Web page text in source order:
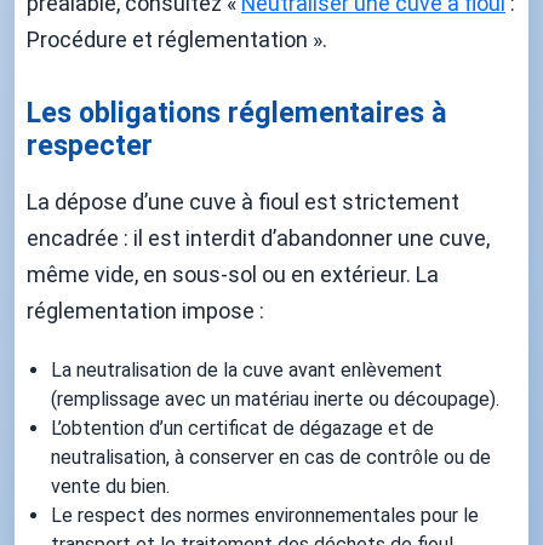
Procédure et réglementation ».
Les obligations réglementaires à
respecter
La dépose d’une cuve à fioul est strictement
encadrée : il est interdit d’abandonner une cuve,
même vide, en sous-sol ou en extérieur. La
réglementation impose :
La neutralisation de la cuve avant enlèvement
(remplissage avec un matériau inerte ou découpage).
L’obtention d’un certificat de dégazage et de
neutralisation, à conserver en cas de contrôle ou de
vente du bien.
Le respect des normes environnementales pour le